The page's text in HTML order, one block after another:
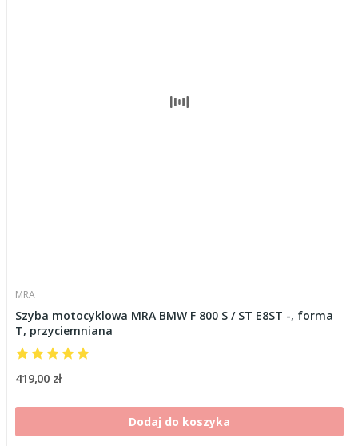
MRA
Szyba motocyklowa MRA BMW F 800 S / ST E8ST -, forma
T, przyciemniana
419,00 zł
Dodaj do koszyka